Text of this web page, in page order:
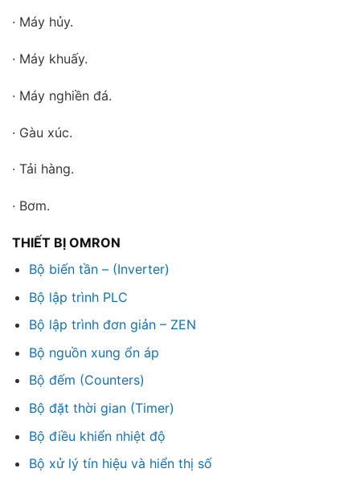
· Máy hủy.
· Máy khuấy.
· Máy nghiền đá.
· Gàu xúc.
· Tải hàng.
· Bơm.
THIẾT BỊ OMRON
Bộ biến tần – (Inverter)
Bộ lập trình PLC
Bộ lập trình đơn giản – ZEN
Bộ nguồn xung ổn áp
Bộ đếm (Counters)
Bộ đặt thời gian (Timer)
Bộ điều khiển nhiệt độ
Bộ xử lý tín hiệu và hiển thị số